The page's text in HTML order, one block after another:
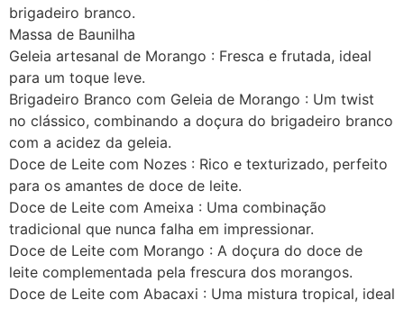
brigadeiro branco.
Massa de Baunilha
Geleia artesanal de Morango : Fresca e frutada, ideal
para um toque leve.
Brigadeiro Branco com Geleia de Morango : Um twist
no clássico, combinando a doçura do brigadeiro branco
com a acidez da geleia.
Doce de Leite com Nozes : Rico e texturizado, perfeito
para os amantes de doce de leite.
Doce de Leite com Ameixa : Uma combinação
tradicional que nunca falha em impressionar.
Doce de Leite com Morango : A doçura do doce de
leite complementada pela frescura dos morangos.
Doce de Leite com Abacaxi : Uma mistura tropical, ideal